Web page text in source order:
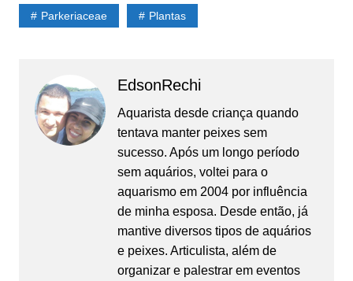
Parkeriaceae Plantas
EdsonRechi
Aquarista desde criança quando
tentava manter peixes sem
sucesso. Após um longo período
sem aquários, voltei para o
aquarismo em 2004 por influência
de minha esposa. Desde então, já
mantive diversos tipos de aquários
e peixes. Articulista, além de
organizar e palestrar em eventos